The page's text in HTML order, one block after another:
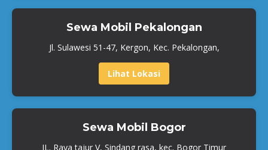
Sewa Mobil Pekalongan
Jl. Sulawesi 51-47, Kergon, Kec. Pekalongan,
Lihat Lokasi
Sewa Mobil Bogor
JL. Raya tajur V, Sindang rasa, kec. Bogor Timur